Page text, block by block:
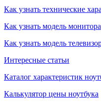
Как узнать технические
Как узнать модель монитора
Как узнать модель
Интересные статьи
Каталог характеристик
Калькулятор цены ноутбука